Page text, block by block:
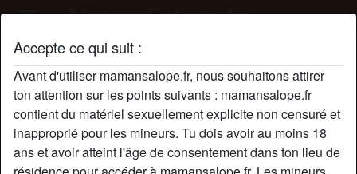
Accepte ce qui suit :
Avant d'utiliser mamansalope.fr, nous souhaitons attirer
ton attention sur les points suivants : mamansalope.fr
contient du matériel sexuellement explicite non censuré et
inapproprié pour les mineurs. Tu dois avoir au moins 18
ans et avoir atteint l'âge de consentement dans ton lieu de
Profil de wantedBG